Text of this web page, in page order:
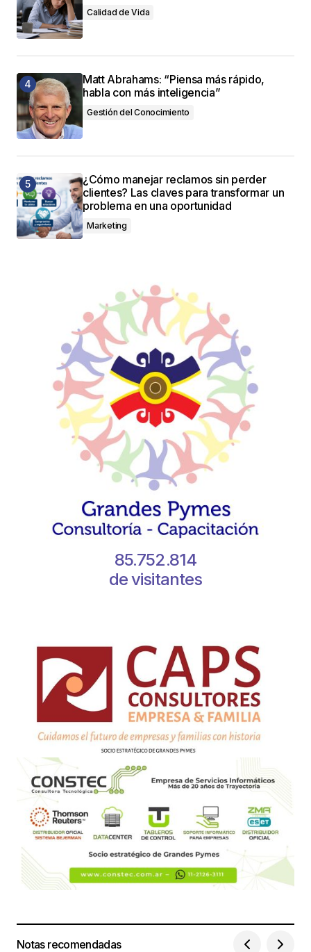
Calidad de Vida
Matt Abrahams: “Piensa más rápido,
habla con más inteligencia”
Gestión del Conocimiento
¿Cómo manejar reclamos sin perder
clientes? Las claves para transformar un
problema en una oportunidad
Marketing
85.752.814
de visitantes
Notas recomendadas